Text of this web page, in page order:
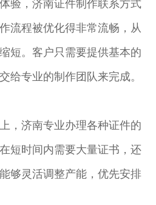
验，济南证件制作联系方式
流程被优化得非常流畅，从
短。客户只需要提供基本的
给专业的制作团队来完成。
，济南专业办理各种证件的
短时间内需要大量证书，还
够灵活调整产能，优先安排